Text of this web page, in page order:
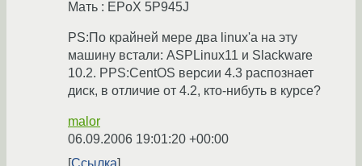
Мать : EPoX 5P945J
PS:По крайней мере два linux'a на эту
машину встали: ASPLinux11 и Slackware
10.2. PPS:CentOS версии 4.3 распознает
диск, в отличие от 4.2, кто-нибуть в курсе?
malor
06.09.2006 19:01:20 +00:00